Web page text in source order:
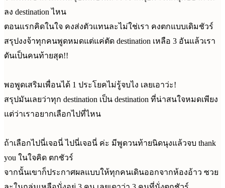
ลง destination ไหน
ตอนแรกคิดในใจ คงส่งตัวแทนละไม่ใช่เรา คงตกแบบเดิมชัวร์
สรุปงงจ้าทุกคนพูดหมดแต่แค่ตัด destination เหลือ 3 อันแล้วเรา
ดันเป็นคนท้ายสุด!!
พอพูดเสริมเพื่อนได้ 1 ประโยคไม่รู้จบไง เลยเอาว่ะ!
สรุปมันเลยว่าทุก destination เป็น destination ที่น่าสนใจหมดเพียง
แต่ว่าเราอยากเลือกไปที่ไหน
ถ้าเลือกไปนี่เจอนี่ ไปนี่เจอนี่ ค่ะ มีพูดวนท้ายนิดนุงแล้วจบ thank
you ในใจคิด ตกชัวร์
จากนั้นเขาก็ประกาศผลแบบให้ทุกคนเดินออกจากห้องอ้าว ซวย